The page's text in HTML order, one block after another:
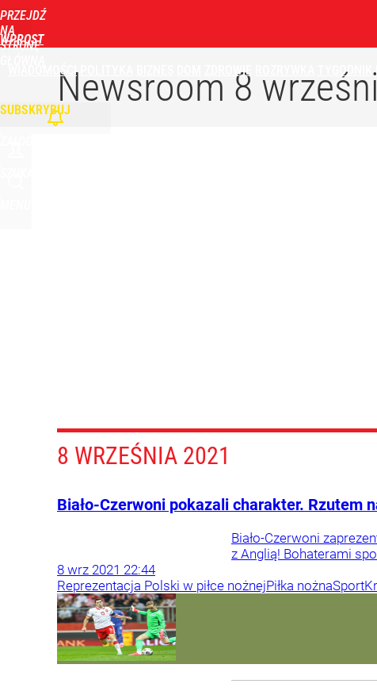
PRZEJDŹ
NA
STRONĘ
WPROST
WIADOMOŚCI ZDROWIE TYGODNIK
SUBSKRYBUJNewsroom 8
8 WRZEŚNIA 2021
Biało-Czerwoni pokazali charakter. Rzutem
Biało-Czerwoni
z Anglią! Bohaterami
8 wrz 2021 22:44
Reprezentacja Polski w piłce nożnejPiłka nożnaSport